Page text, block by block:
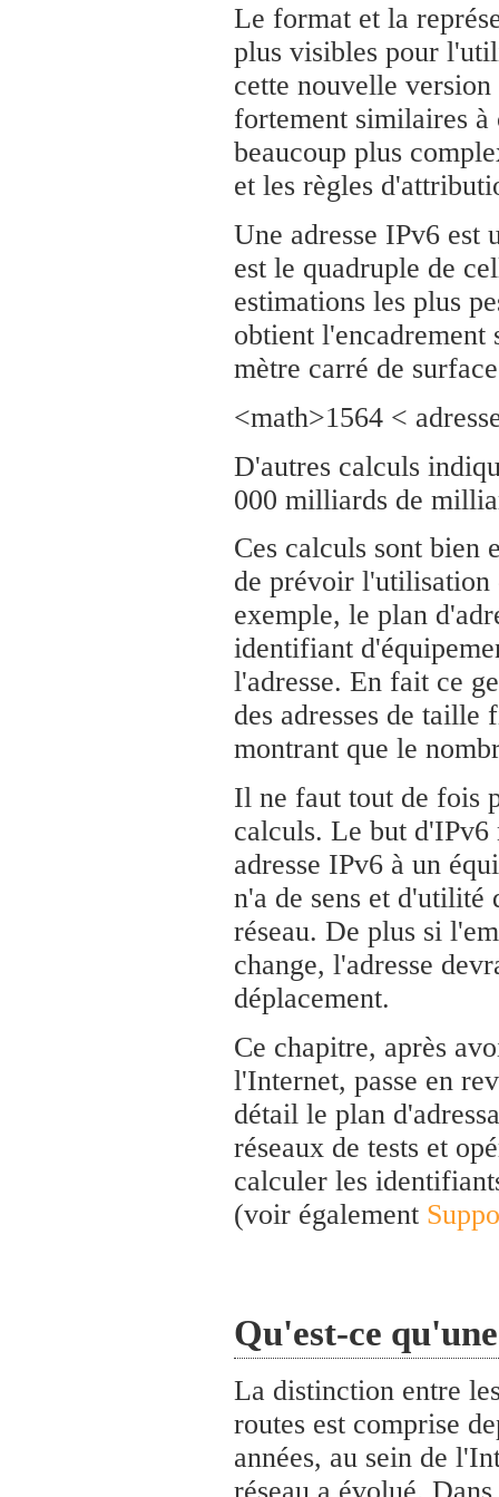
Le format et la
plus visibles pour
cette nouvelle
fortement similaires à
beaucoup plus
et les règles
Une adresse IPv6 est
est le quadruple de
estimations les plus
obtient l'encadrement
mètre carré de
<math>1564 <
D'autres calculs
000 milliards de
Ces calculs sont
de prévoir l'utilisation
exemple, le plan
identifiant
l'adresse. En fait ce
des adresses de
montrant que le
Il ne faut tout de fois
calculs. Le but d'IPv6
adresse IPv6 à un
n'a de sens et d'utilité
réseau. De plus si
change, l'adresse
déplacement.
Ce chapitre, après
l'Internet, passe en
détail le plan
réseaux de tests et
calculer les
(voir également
Qu'est-ce
La distinction entre
routes est comprise
années, au sein de
réseau a évolué.